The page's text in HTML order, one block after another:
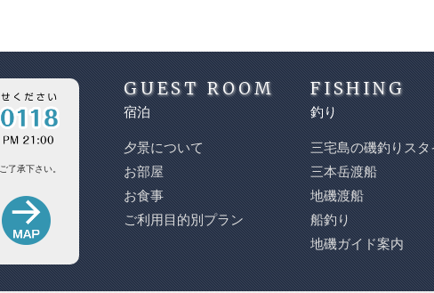
ご了承下さい。
GUEST ROOM
宿泊
夕景について
お部屋
お食事
ご利用目的別プラン
FISHING
釣り
三宅島の磯釣りスタ
三本岳渡船
地磯渡船
船釣り
地磯ガイド案内